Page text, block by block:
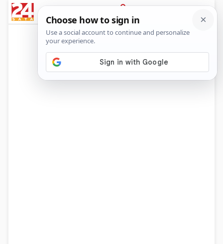
PRIJAVA
News